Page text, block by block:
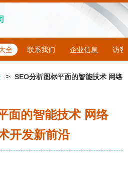
全 联系我们 企业信息 访客
> SEO分析图标平面的智能技术 网络
面的智能技术 网络
开发新前沿